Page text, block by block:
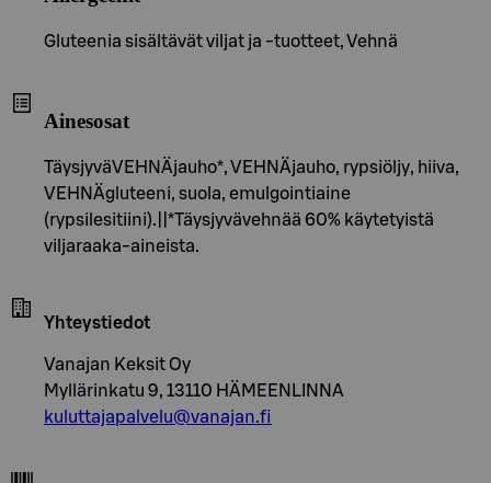
Gluteenia sisältävät viljat ja -tuotteet, Vehnä
Ainesosat
TäysjyväVEHNÄjauho*, VEHNÄjauho, rypsiöljy, hiiva,
VEHNÄgluteeni, suola, emulgointiaine
(rypsilesitiini).||*Täysjyvävehnää 60% käytetyistä
viljaraaka-aineista.
Yhteystiedot
Vanajan Keksit Oy
Myllärinkatu 9, 13110 HÄMEENLINNA
kuluttajapalvelu@vanajan.fi